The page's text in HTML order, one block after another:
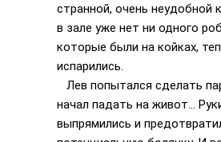
странной, очень неудобной
в зале уже нет ни одного
которые были на койках,
испарились.
Лев попытался сделать
начал падать на живот…
выпрямились и